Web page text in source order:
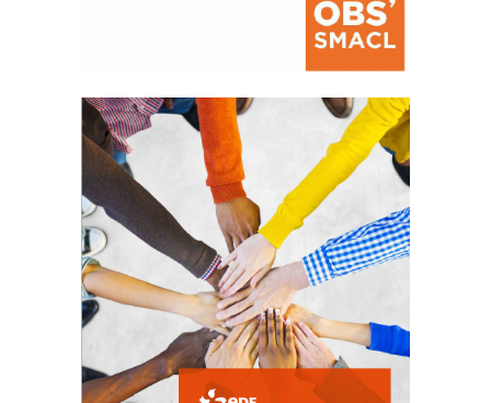
La prévention des conflits
d’intérêts
18 septembre 2023
FEUILLETER